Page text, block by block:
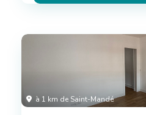
à 1 km de Saint-Mandé